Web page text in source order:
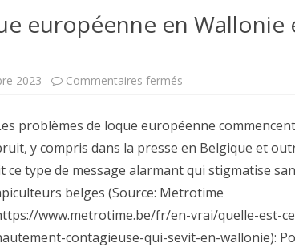
européenne en Wallonie
2023 Commentaires fermés
en
Wallonie
et
à
Bruxelles
problèmes de loque européenne
y compris dans la presse en Belgique et
ce type de message alarmant qui stigmatise
belges (Source: Metrotime
www.metrotime.be/fr/en-vrai/quelle-est-
contagieuse-qui-sevit-en-wallonie):